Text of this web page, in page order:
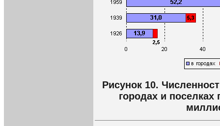
Рисунок 10.
городах и поселках